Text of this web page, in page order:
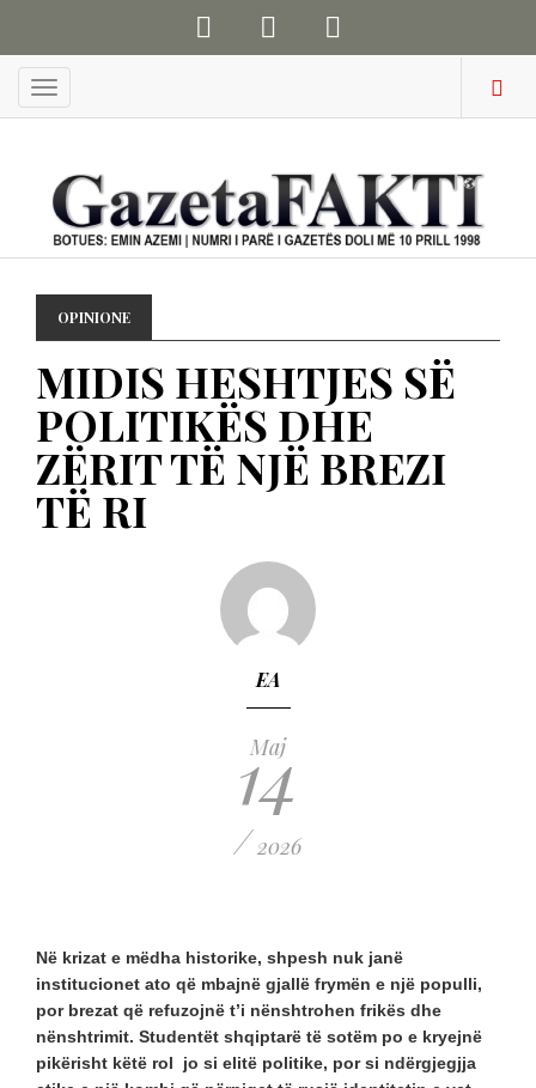
Menu
OPINIONE
MIDIS HESHTJES SË
POLITIKËS DHE
ZËRIT TË NJË BREZI
TË RI
EA
Maj
14
/ 2026
Në krizat e mëdha historike, shpesh nuk janë
institucionet ato që mbajnë gjallë frymën e një populli,
por brezat që refuzojnë t’i nënshtrohen frikës dhe
nënshtrimit. Studentët shqiptarë të sotëm po e kryejnë
pikërisht këtë rol jo si elitë politike, por si ndërgjegjja